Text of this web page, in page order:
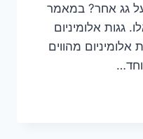
על גג אחר? במאמר
גגות אלומיניום
מהווים